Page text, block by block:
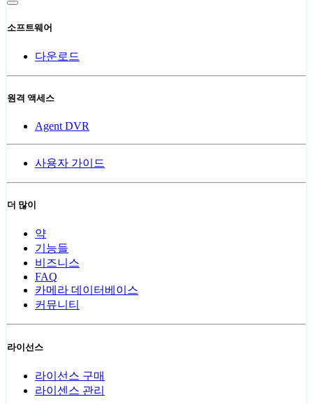
소프트웨어
다운로드
원격 액세스
Agent DVR
사용자 가이드
더 많이
약
기능들
비즈니스
FAQ
카메라 데이터베이스
커뮤니티
라이선스
라이선스 구매
라이센스 관리